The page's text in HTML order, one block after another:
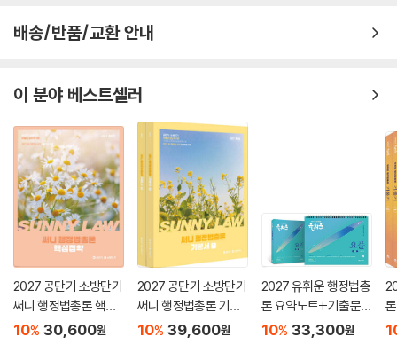
Set 075 이사회의 소집
Set 078 대표이사
Set 079 공동대표이사
Set 080 전단적 대표행위
Set 081 대표권남용
Set 082 표현대표이사
Set 083 집행임원
Set 084 이사의 선관의무
Set 085 감시의무
Set 086 경업금지의무
Set 087 자기거래금지의무
Set 088 회사기회유용금지의무
Set 089 회사에 대한 손해배상책임
철저하게 대비!
(2) 선택형 및 사례형 기출 표기를 통해 학습의 강약 조절이 가능합니다.
4. 한 손에 들어오는 컴팩트한 암기장 크기로, 언제 어디서나 효율적인 반
복 암기 가능!
이전판보다 작아진 컴팩트한 암기장 사이즈로 휴대성을 높여, 언제 어디서
든 부담없이 효율적인 학습이 가능합니다. [변호사시험 합격을 위한 해커
스변호사만의 추가 학습 자료 (해커스 법아카데미 law.Hackers.com)]
1. 본 교재 인강 2. 변호사 무료 특강
배송/반품/교환 안내
이 분야 베스트셀러
2027 공단기 소방단기
써니 행정법총론 핵심
집약
10% 30,600원
2027 공단기 소방단기
써니 행정법총론 기본
서
10% 39,600원
2027 유휘운 행정법총
론 요약노트+기출문제
(요.플.)
10% 33,300원